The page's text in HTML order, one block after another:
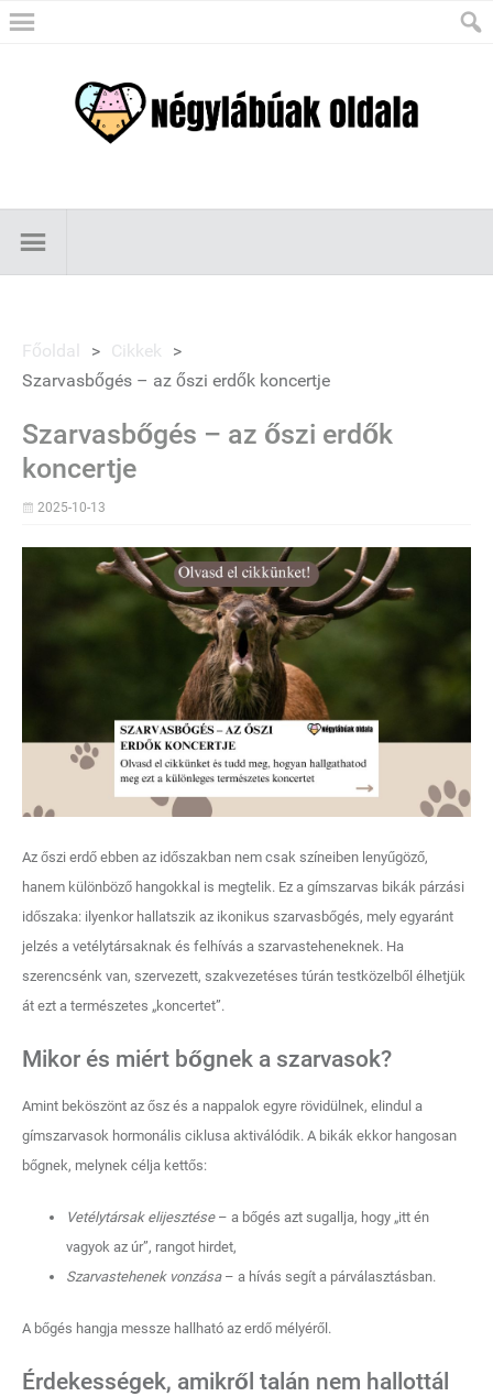
Főoldal > Cikkek
>
Szarvasbőgés – az őszi erdők koncertje
Szarvasbőgés – az őszi erdők
koncertje
2025-10-13
Az őszi erdő ebben az időszakban nem csak színeiben lenyűgöző,
hanem különböző hangokkal is megtelik. Ez a gímszarvas bikák párzási
időszaka: ilyenkor hallatszik az ikonikus szarvasbőgés, mely egyaránt
jelzés a vetélytársaknak és felhívás a szarvasteheneknek. Ha
szerencsénk van, szervezett, szakvezetéses túrán testközelből élhetjük
át ezt a természetes „koncertet”.
Mikor és miért bőgnek a szarvasok?
Amint beköszönt az ősz és a nappalok egyre rövidülnek, elindul a
gímszarvasok hormonális ciklusa aktiválódik. A bikák ekkor hangosan
bőgnek, melynek célja kettős:
Vetélytársak elijesztése– a bőgés azt sugallja, hogy „itt én
vagyok az úr”, rangot hirdet,
Szarvastehenek vonzása– a hívás segít a párválasztásban.
A bőgés hangja messze hallható az erdő mélyéről.
Érdekességek, amikről talán nem hallottál